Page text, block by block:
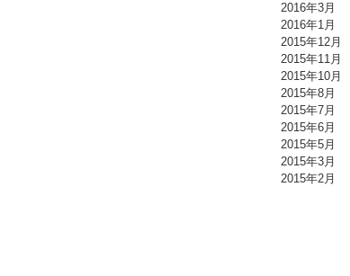
2016年3月
2016年1月
2015年12月
2015年11月
2015年10月
2015年8月
2015年7月
2015年6月
2015年5月
2015年3月
2015年2月